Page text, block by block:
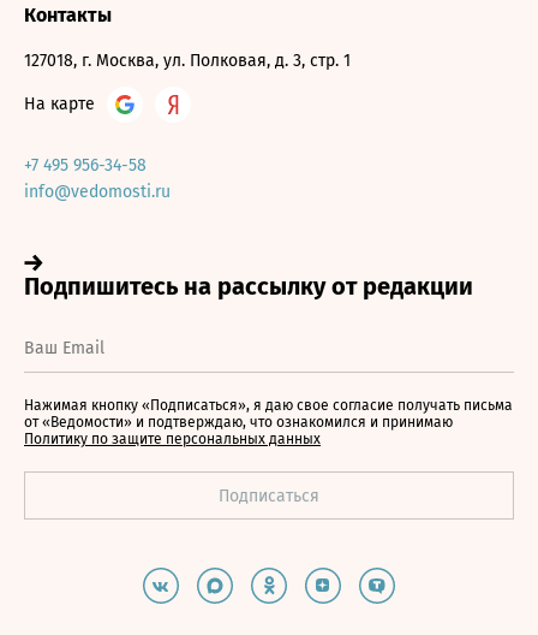
Контакты
127018, г. Москва, ул. Полковая, д. 3, стр. 1
На карте
+7 495 956-34-58
info@vedomosti.ru
Нажимая кнопку «Подписаться», я даю свое согласие получать письма
от «Ведомости» и подтверждаю, что ознакомился и принимаю
Политику по защите персональных данных